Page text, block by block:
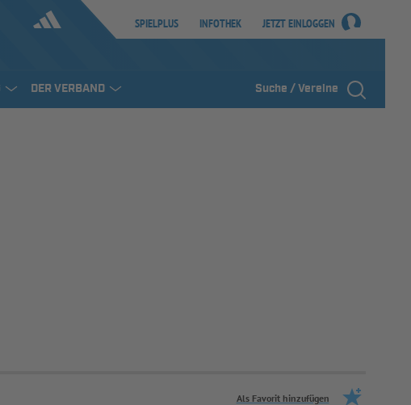
SPIELPLUS INFOTHEK JETZT EINLOGGEN
DER VERBAND Suche / Vereine
Als Favorit hinzufügen